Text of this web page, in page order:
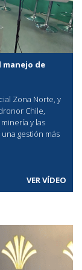
de
Zona Norte, y
Chile,
y las
gestión más
VER VÍDEO